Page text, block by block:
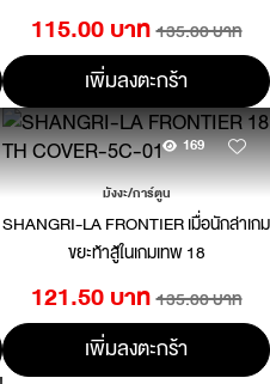
115.00 บาท 135.00 บาท
เพิ่มลงตะกร้า
169
มังงะ/การ์ตูน
SHANGRI-LA FRONTIER เมื่อนักล่าเกม
ขยะท้าสู้ในเกมเทพ 18
121.50 บาท 135.00 บาท
เพิ่มลงตะกร้า